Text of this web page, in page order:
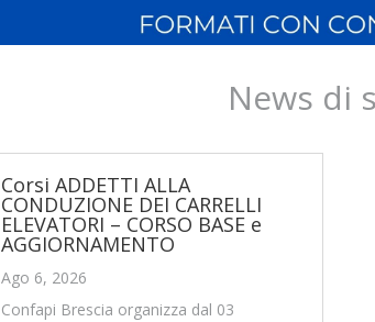
News di
Corsi ADDETTI ALLA
CONDUZIONE DEI CARRELLI
ELEVATORI – CORSO BASE e
AGGIORNAMENTO
Ago 6, 2026
Confapi Brescia organizza dal 03